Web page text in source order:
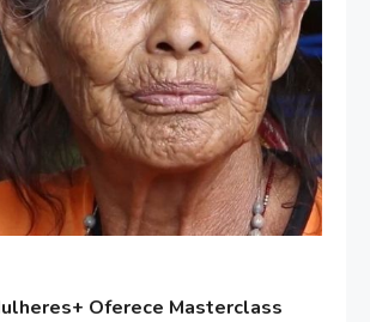
Oferece Masterclass